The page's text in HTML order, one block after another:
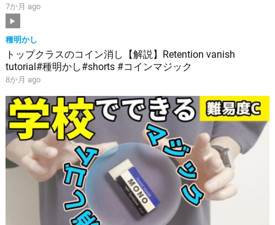
7か月 ago
種明かし
トップクラスのコイン消し【解説】Retention vanish
tutorial#種明かし#shorts #コインマジック
8か月 ago